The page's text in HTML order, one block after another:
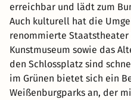
erreichbar und lädt zum
Auch kulturell hat die
renommierte
Kunstmuseum sowie das
den Schlossplatz sind
im Grünen bietet sich ein
Weißenburgparks an, der